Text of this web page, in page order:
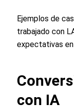
Ejemplos de
trabajado con
expectativas
con IA